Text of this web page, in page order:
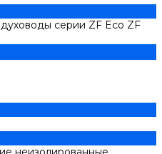
серии ZF Eco ZF